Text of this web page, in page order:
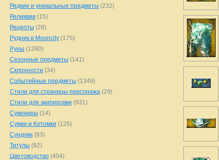
Редкие и уникальные предметы (232)
Реликвии (15)
Рецепты (28)
Рудник в Mooncity (175)
Руны (1260)
Сезонные предметы (141)
Склонности (34)
Событийные предметы (1349)
Стили для страницы персонажа (29)
Стили для экипировки (931)
Сувениры (14)
Сумки и Котомки (125)
Сундуки (83)
Титулы (92)
Цветоводство (404)